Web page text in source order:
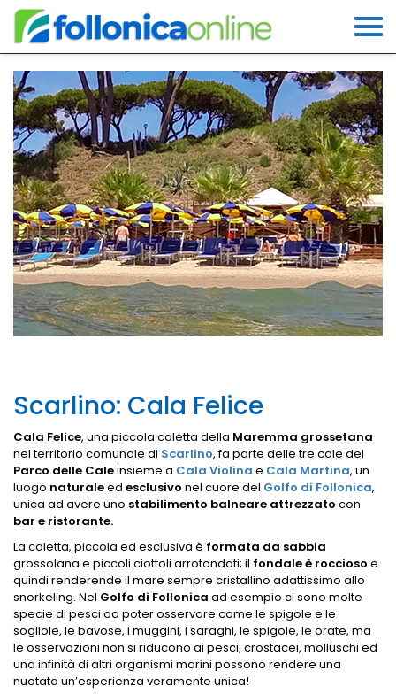
Scarlino: Cala Felice
Cala Felice, una piccola caletta della Maremma grossetana
nel territorio comunale di Scarlino, fa parte delle tre cale del
Parco delle Caleinsieme a Cala Violina e Cala Martina, un
luogo naturaleed esclusivo nel cuore del Golfo di Follonica,
unica ad avere uno stabilimento balneare attrezzato con
bar e ristorante.
La caletta, piccola ed esclusiva è formata da sabbia
grossolana e piccoli ciottoli arrotondati; il fondale è roccioso e
quindi renderende il mare sempre cristallino adattissimo allo
snorkeling. Nel Golfo di Follonica ad esempio ci sono molte
specie di pesci da poter osservare come le spigole e le
sogliole, le bavose, i muggini, i saraghi, le spigole, le orate, ma
le osservazioni non si riducono ai pesci, crostacei, molluschi ed
una infinità di altri organismi marini possono rendere una
nuotata un’esperienza veramente unica!